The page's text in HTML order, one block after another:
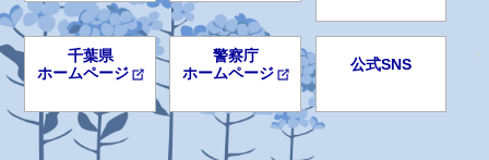
千葉県
ホームページ
警察庁
ホームページ
公式SNS